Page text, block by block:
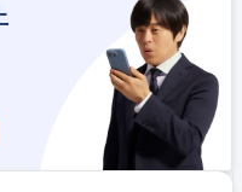
る強化です。■ミッション
いしさや賞味期限延長を叶え
営業や開発、生産部門を巻き
決です。将来はマーケティング